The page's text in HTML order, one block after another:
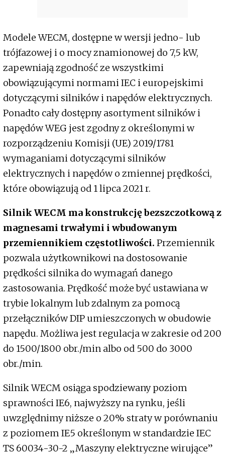
Modele WECM, dostępne w wersji jedno- lub
trójfazowej i o mocy znamionowej do 7,5 kW,
zapewniają zgodność ze wszystkimi
obowiązującymi normami IEC i europejskimi
dotyczącymi silników i napędów elektrycznych.
Ponadto cały dostępny asortyment silników i
napędów WEG jest zgodny z określonymi w
rozporządzeniu Komisji (UE) 2019/1781
wymaganiami dotyczącymi silników
elektrycznych i napędów o zmiennej prędkości,
które obowiązują od 1 lipca 2021 r.
Silnik WECM ma konstrukcję bezszczotkową z
magnesami trwałymi i wbudowanym
przemiennikiem częstotliwości. Przemiennik
pozwala użytkownikowi na dostosowanie
prędkości silnika do wymagań danego
zastosowania. Prędkość może być ustawiana w
trybie lokalnym lub zdalnym za pomocą
przełączników DIP umieszczonych w obudowie
napędu. Możliwa jest regulacja w zakresie od 200
do 1500/1800 obr./min albo od 500 do 3000
obr./min.
Silnik WECM osiąga spodziewany poziom
sprawności IE6, najwyższy na rynku, jeśli
uwzględnimy niższe o 20% straty w porównaniu
z poziomem IE5 określonym w standardzie IEC
TS 60034-30-2 „Maszyny elektryczne wirujące”